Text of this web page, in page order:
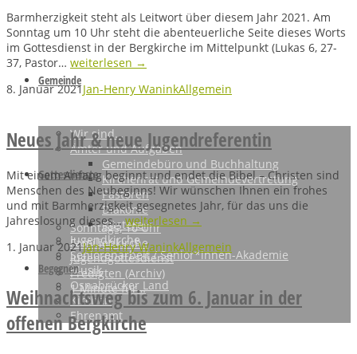
Gemeinde
Wir sind…
Ämter und Aufgaben
Gemeindebüro und Buchhaltung
Kirchenrat und Gemeindevertretung
Pastoren
Diakonie
Küsterei
Jugendkirche
Seniorenarbeit / Senior*innen-Akademie
Musik
Osnabrücker Land
Kirchen
Ehrenamt
Gottesdienste
Sonntags, 10 Uhr
Familienkirche
Jugendgottesdienst
Predigten (Archiv)
1 Minute für…
Begegnen
Barmherzigkeit steht als Leitwort über diesem Jahr 2021. Am
Sonntag um 10 Uhr steht die abenteuerliche Seite dieses Worts
im Gottesdienst in der Bergkirche im Mittelpunkt (Lukas 6, 27-
37, Pastor… weiterlesen →
8. Januar 2021Jan-Henry WaninkAllgemein
Neues Jahr & neue Jugendreferentin
Mit einem Anfang beginnt und endet die Bibel – Christen sind
Menschen des Neubeginns! Wir wünschen Ihnen ein frohes
und mit Barmherzigkeit gesegnetes Jahr, für das uns die
Jahreslosung dieses…weiterlesen →
1. Januar 2021Jan-Henry WaninkAllgemein
Weihnachtsweg bis zum 6. Januar in der
offenen Bergkirche